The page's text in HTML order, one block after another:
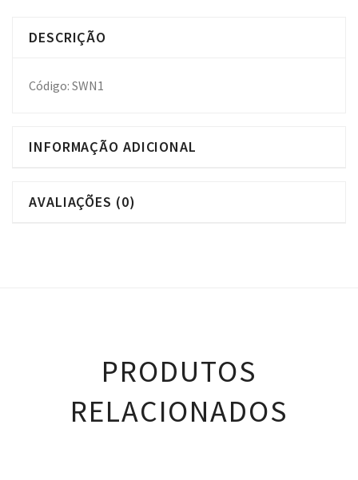
DESCRIÇÃO
Código: SWN1
INFORMAÇÃO ADICIONAL
AVALIAÇÕES (0)
PRODUTOS
RELACIONADOS